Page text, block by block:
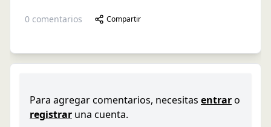
0 comentarios Compartir
Para agregar comentarios, necesitas entraro
registrar una cuenta.